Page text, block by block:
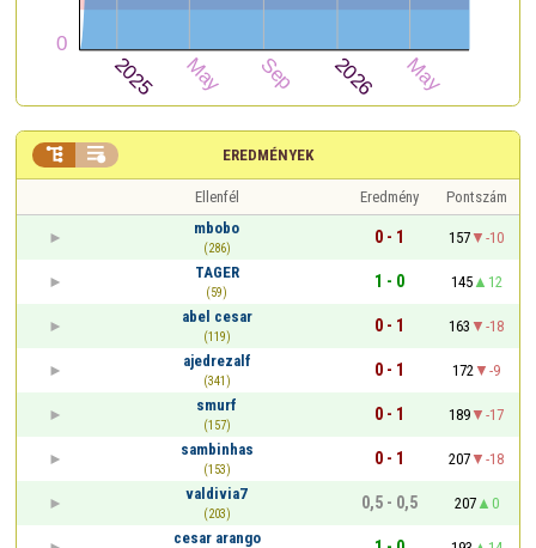
EREDMÉNYEK
 
Ellenfél Eredmény
Pontszám
mbobo
(286)
0 - 1 157
-10
TAGER
(59)
1 - 0 145
12
abel cesar
(119)
0 - 1 163
-18
ajedrezalf
(341)
0 - 1 172
-9
smurf
(157)
0 - 1 189
-17
sambinhas
(153)
0 - 1 207
-18
valdivia7
(203)
0,5 - 0,5 207
0
cesar arango